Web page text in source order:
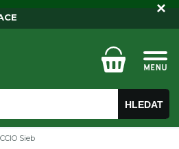
HLEDAT
Sieb